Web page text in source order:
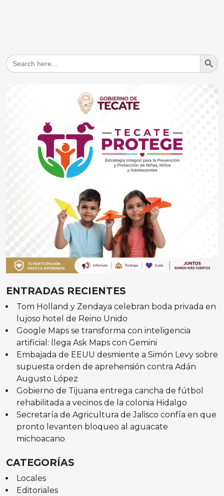
Search
for:
Search
ENTRADAS RECIENTES
Tom Holland y Zendaya celebran boda privada en
lujoso hotel de Reino Unido
Google Maps se transforma con inteligencia
artificial: llega Ask Maps con Gemini
Embajada de EEUU desmiente a Simón Levy sobre
supuesta orden de aprehensión contra Adán
Augusto López
Gobierno de Tijuana entrega cancha de fútbol
rehabilitada a vecinos de la colonia Hidalgo
Secretaría de Agricultura de Jalisco confía en que
pronto levanten bloqueo al aguacate
michoacano
CATEGORÍAS
Locales
Editoriales